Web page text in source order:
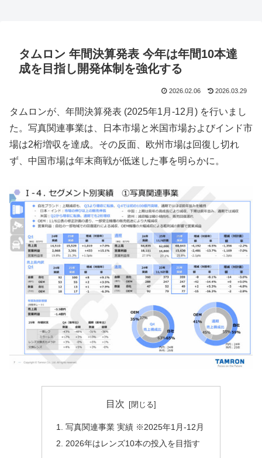
タムロン 年間決算発表 今年は年間10本達
成を目指し開発体制を強化する
2026.02.06 2026.03.29
タムロンが、年間決算発表 (2025年1月-12月) を行いまし
た。写真関連事業は、日本市場と米国市場およびインド市
場は2桁増収を達成。その反面、欧州市場は回復し切れ
ず、中国市場は年末商戦が低迷した事を明らかに。
目次
写真関連事業 実績 ※2025年1月-12月
2026年はレンズ10本の投入を目指す